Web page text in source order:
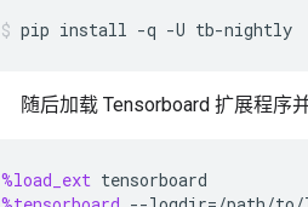
pip install -q -U tb-nightly
随后加载 Tensorboard 扩展程序
%load_ext tensorboard